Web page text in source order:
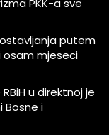
putem
osam mjeseci
u direktnoj je
Bosne i